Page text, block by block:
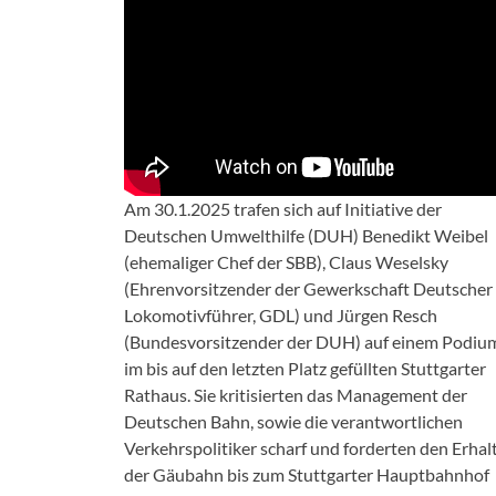
Am 30.1.2025 trafen sich auf Initiative der
Deutschen Umwelthilfe (DUH) Benedikt Weibel
(ehemaliger Chef der SBB), Claus Weselsky
(Ehrenvorsitzender der Gewerkschaft Deutscher
Lokomotivführer, GDL) und Jürgen Resch
(Bundesvorsitzender der DUH) auf einem
im bis auf den letzten Platz gefüllten Stuttgarter
Rathaus. Sie kritisierten das Management der
Deutschen Bahn, sowie die verantwortlichen
Verkehrspolitiker scharf und forderten den
der Gäubahn bis zum Stuttgarter Hauptbahnhof